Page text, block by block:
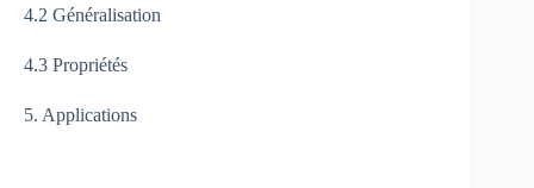
4.2 Généralisation
4.3 Propriétés
5. Applications